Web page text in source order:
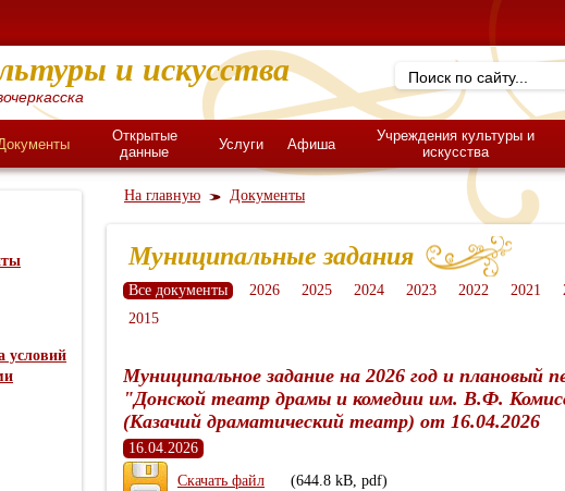
и искусства
Открытые
данные
Услуги Афиша
Учреждения культуры и
искусства
условий
На главную Документы
Муниципальные задания
Все документы 2026 2025 2024 2023 2022 2021
2015
Муниципальное задание на 2026 год и плановый
"Донской театр драмы и комедии им. В.Ф.
(Казачий драматический театр) от 16.04.2026
16.04.2026
Скачать файл
(644.8 kB, pdf)